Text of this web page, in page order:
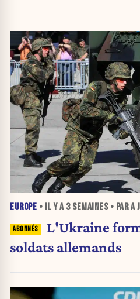
EUROPE • IL Y A 3 SEMAINES• PAR A
L'Ukraine
soldats allemands